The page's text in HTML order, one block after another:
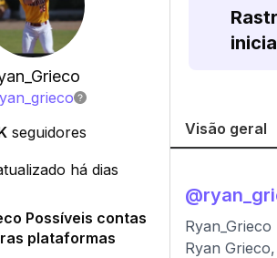
seguidores
há dias
Possíveis contas
plataformas
Visão geral
@
Ryan